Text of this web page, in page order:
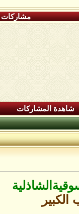
مشاركات
شاهدة المشاركات
الشاذلية